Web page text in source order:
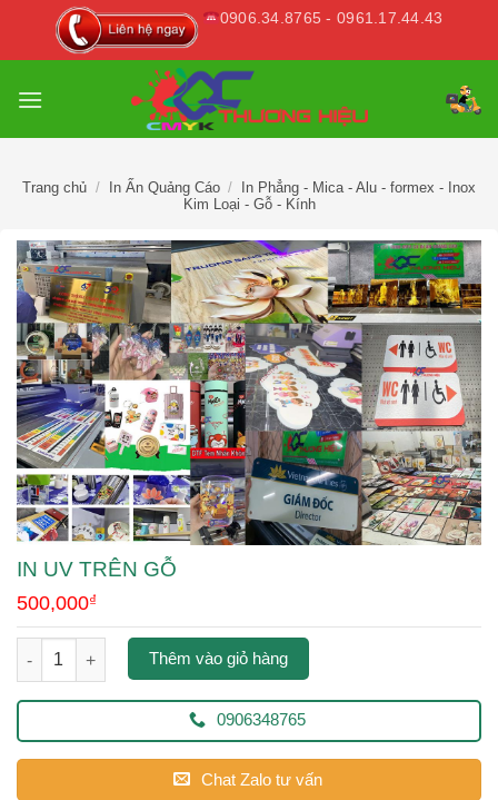
0906.34.8765 - 0961.17.44.43
Trang chủ / In Ấn Quảng Cáo /
In Phẳng - Mica - Alu - formex - Inox
Kim Loại - Gỗ - Kính
IN UV TRÊN GỖ
500,000₫
in uv trên gỗ số lượngThêm vào giỏ hàng
0906348765
Chat Zalo tư vấn